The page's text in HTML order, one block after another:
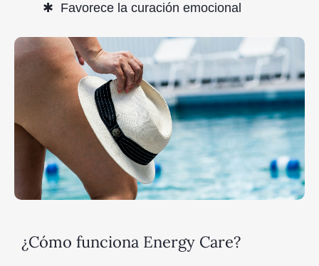
Favorece la curación emocional
¿Cómo funciona Energy Care?